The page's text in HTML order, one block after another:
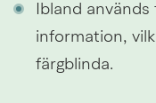
Ibland
information,
färgblinda.